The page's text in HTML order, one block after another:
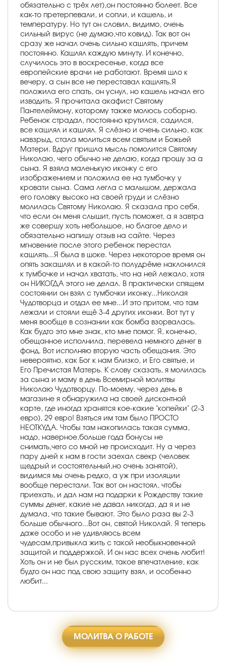
обязательно с трёх лет),он постоянно болеет. Все
как-то претерпевали, и сопли, и кашель, и
температуру. Но тут он словил, видимо, очень
сильный вирус (не думаю,что ковид). Так вот он
сразу же начал очень сильно кашлять, причем
постоянно. Кашлял каждую минуту. И конечно,
случилось это в воскресенье, когда все
европейские врачи не работают. Время шло к
вечеру, а сын все не переставал кашлять.Я
положила его спать, он уснул, но кашель начал его
изводить. Я прочитала акафист Святому
Пантелеймону, которому также молюсь соборно.
Ребенок страдал, постоянно крутился, садился,
все кашлял и кашлял. Я слёзно и очень сильно, как
навзрыд, стала молиться всем святым и Божьей
Матери. Вдруг пришла мысль помолится Святому
Николаю, чего обычно не делаю, когда прошу за а
сына. Я взяла маленькую иконку с его
изображением и положила ее на тумбочку у
кровати сына. Сама легла с малышом, держала
его головку высоко на своей груди и слёзно
молилась Святому Николаю. Я сказала про себя,
что если он меня слышит, пусть поможет, а я завтра
же совершу хоть небольшое, но благое дело и
обязательно напишу отзыв на сайте. Через
мгновение после этого ребенок перестал
кашлять...Я была в шоке. Через некоторое время он
опять закашлял и в какой-то полудрёме наклонился
к тумбочке и начал хватать, что на ней лежало, хотя
он НИКОГДА этого не делал. В практически спящем
состоянии он взял с тумбочки иконку...Николая
Чудотворца и отдал ее мне...И это притом, что там
лежали и стояли ещё 3-4 других иконки. Вот тут у
меня вообще в сознании как бомба взорвалась.
Как будто это мне знак, кто мне помог. Я, конечно,
обещанное исполнила, перевела немного денег в
фонд. Вот исполняю вторую часть обещания. Это
невероятно, как Бог к нам близко, и Его святые, и
Его Пречистая Матерь. К слову сказать, я молилась
за сына и маму в день Всемирной молитвы
Николаю Чудотворцу. По-моему, через день в
магазине я обнаружила на своей дисконтной
карте, где иногда хранятся кое-какие "копейки" (2-3
евро), 29 евро! Взяться им там было ПРОСТО
НЕОТКУДА. Чтобы там накопилась такая сумма,
надо, наверное,больше года бонусы не
снимать,чего со мной не происходит. Ну а через
пару дней к нам в гости заехал свекр (человек
щедрый и состоятельный,но очень занятой),
видимся мы очень редко, а уж при изоляции
вообще перестали. Так вот он настоял, чтобы
приехать, и дал нам на подарки к Рождеству такие
суммы денег, какие не давал никогда, да я и не
думала, что такие бывают. Это было раза вы 2-3
больше обычного...Вот он, святой Николай. Я теперь
даже особо и не удивляюсь всем
чудесам,привыкла жить с такой необыкновенной
защитой и поддержкой. И он нас всех очень любит!
Хоть он и не был русским, такое впечатление, как
будто он нас под свою защиту взял, и особенно
любит...
МОЛИТВА О РАБОТЕ